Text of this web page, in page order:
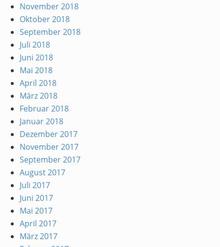
November 2018
Oktober 2018
September 2018
Juli 2018
Juni 2018
Mai 2018
April 2018
März 2018
Februar 2018
Januar 2018
Dezember 2017
November 2017
September 2017
August 2017
Juli 2017
Juni 2017
Mai 2017
April 2017
März 2017